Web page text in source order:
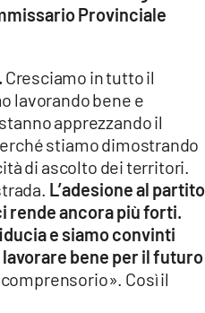
Provinciale
Cresciamo in tutto il
lavorando bene e
apprezzando il
stiamo dimostrando
di ascolto dei territori.
L’adesione al partito
rende ancora più forti.
e siamo convinti
bene per il futuro
Così il